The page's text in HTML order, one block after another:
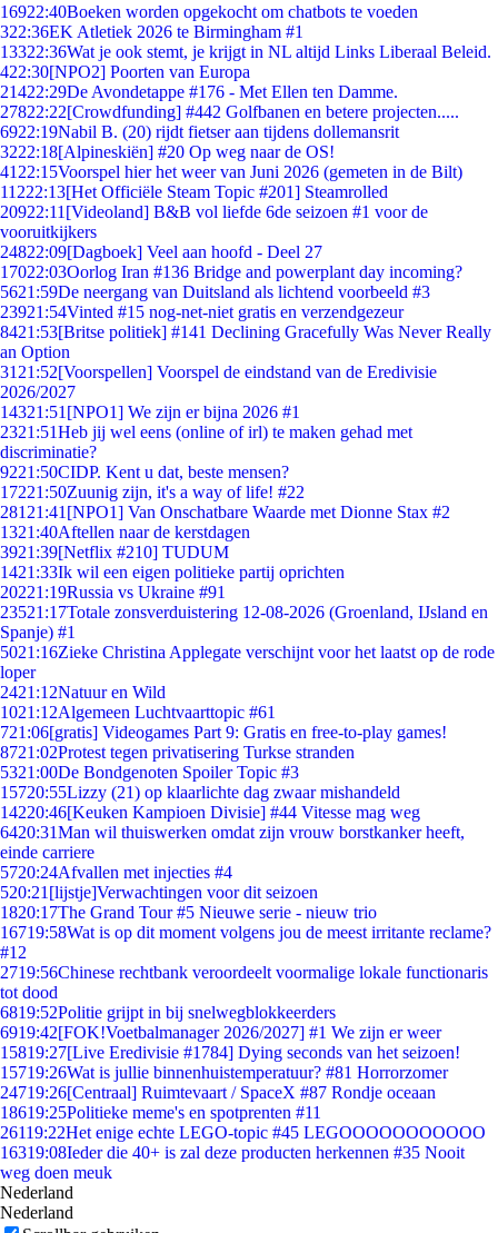
16922:40Boeken worden opgekocht om chatbots te voeden
322:36EK Atletiek 2026 te Birmingham #1
13322:36Wat je ook stemt, je krijgt in NL altijd Links Liberaal Beleid.
422:30[NPO2] Poorten van Europa
21422:29De Avondetappe #176 - Met Ellen ten Damme.
27822:22[Crowdfunding] #442 Golfbanen en betere projecten.....
6922:19Nabil B. (20) rijdt fietser aan tijdens dollemansrit
3222:18[Alpineskiën] #20 Op weg naar de OS!
41 22:15Voorspel hier het weer van Juni 2026 (gemeten in de Bilt)
11222:13[Het Officiële Steam Topic #201] Steamrolled
20922:11 [Videoland] B&B vol liefde 6de seizoen #1 voor de
vooruitkijkers
24822:09[Dagboek] Veel aan hoofd - Deel 27
17022:03Oorlog Iran #136 Bridge and powerplant day incoming?
5621:59De neergang van Duitsland als lichtend voorbeeld #3
23921:54Vinted #15 nog-net-niet gratis en verzendgezeur
8421:53[Britse politiek] #141 Declining Gracefully Was Never Really
an Option
31 21:52[Voorspellen] Voorspel de eindstand van de Eredivisie
2026/2027
14321:51 [NPO1] We zijn er bijna 2026 #1
2321:51Heb jij wel eens (online of irl) te maken gehad met
discriminatie?
9221:50CIDP. Kent u dat, beste mensen?
17221:50Zuunig zijn, it's a way of life! #22
281 21:41 [NPO1] Van Onschatbare Waarde met Dionne Stax #2
1321:40Aftellen naar de kerstdagen
3921:39[Netflix #210] TUDUM
1421:33Ik wil een eigen politieke partij oprichten
20221:19Russia vs Ukraine #91
23521:17Totale zonsverduistering 12-08-2026 (Groenland, IJsland en
Spanje) #1
5021:16Zieke Christina Applegate verschijnt voor het laatst op de rode
loper
2421:12Natuur en Wild
1021:12Algemeen Luchtvaarttopic #61
721:06[gratis] Videogames Part 9: Gratis en free-to-play games!
8721:02Protest tegen privatisering Turkse stranden
5321:00De Bondgenoten Spoiler Topic #3
15720:55Lizzy (21) op klaarlichte dag zwaar mishandeld
14220:46[Keuken Kampioen Divisie] #44 Vitesse mag weg
6420:31Man wil thuiswerken omdat zijn vrouw borstkanker heeft,
einde carriere
5720:24Afvallen met injecties #4
520:21 [lijstje]Verwachtingen voor dit seizoen
1820:17The Grand Tour #5 Nieuwe serie - nieuw trio
16719:58Wat is op dit moment volgens jou de meest irritante reclame?
#12
2719:56Chinese rechtbank veroordeelt voormalige lokale functionaris
tot dood
6819:52Politie grijpt in bij snelwegblokkeerders
6919:42[FOK!Voetbalmanager 2026/2027] #1 We zijn er weer
15819:27[Live Eredivisie #1784] Dying seconds van het seizoen!
15719:26Wat is jullie binnenhuistemperatuur? #81 Horrorzomer
24719:26[Centraal] Ruimtevaart / SpaceX #87 Rondje oceaan
18619:25Politieke meme's en spotprenten #11
26119:22Het enige echte LEGO-topic #45 LEGOOOOOOOOOOO
16319:08Ieder die 40+ is zal deze producten herkennen #35 Nooit
weg doen meuk
Nederland
Nederland